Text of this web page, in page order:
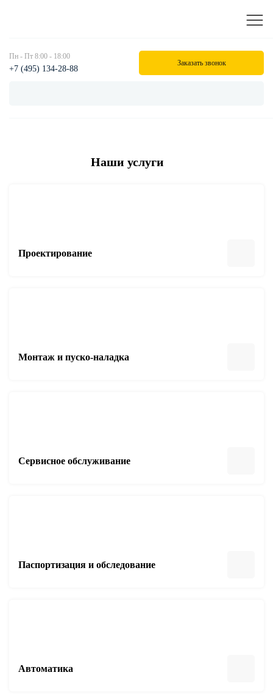
Пн - Пт 8:00 - 18:00
+7 (495) 134-28-88
Заказать звонок
Наши услуги
Проектирование
Монтаж и пуско-наладка
Сервисное обслуживание
Паспортизация и обследование
Автоматика